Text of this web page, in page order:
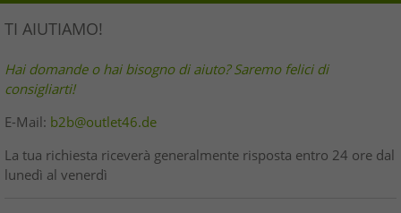
TI AIUTIAMO!
Hai domande o hai bisogno di aiuto? Saremo felici di
consigliarti!
E-Mail: b2b@outlet46.de
La tua richiesta riceverà generalmente risposta entro 24 ore dal
lunedì al venerdì